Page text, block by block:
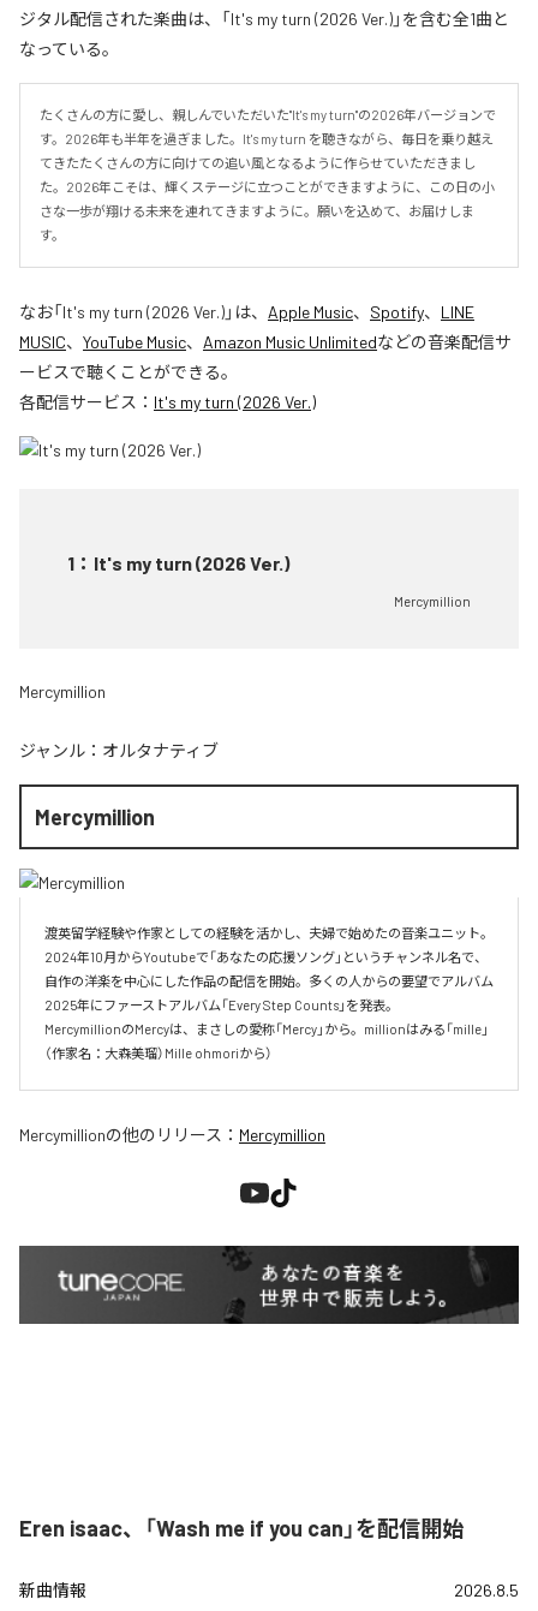
ジタル配信された楽曲は、「It's my turn (2026 Ver.)」を含む全1曲と
なっている。
たくさんの方に愛し、親しんでいただいた"It's my turn"の2026年バージョンで
す。2026年も半年を過ぎました。It's my turn を聴きながら、毎日を乗り越え
てきたたくさんの方に向けての追い風となるように作らせていただきまし
た。2026年こそは、輝くステージに立つことができますように、この日の小
さな一歩が翔ける未来を連れてきますように。願いを込めて、お届けしま
す。
なお「It's my turn (2026 Ver.)」は、 Apple Music、 Spotify、 LINE
MUSIC、 YouTube Music、 Amazon Music Unlimitedなどの音楽配信サ
ービスで聴くことができる。
各配信サービス： It's my turn (2026 Ver.)
1 ： It's my turn (2026 Ver.)
Mercymillion
Mercymillion
ジャンル： オルタナティブ
Mercymillion
渡英留学経験や作家としての経験を活かし、夫婦で始めたの音楽ユニット。
2024年10月からYoutubeで「あなたの応援ソング」というチャンネル名で、
自作の洋楽を中心にした作品の配信を開始。多くの人からの要望でアルバム
2025年にファーストアルバム「Every Step Counts」を発表。
MercymillionのMercyは、まさしの愛称「Mercy」から。millionはみる「mille」
（作家名：大森美瑠）Mille ohmoriから）
Mercymillionの他のリリース： Mercymillion
Eren isaac、「Wash me if you can」を配信開始
新曲情報 2026.8.5